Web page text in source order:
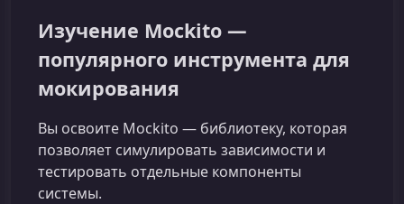
Изучение Mockito —
популярного инструмента для
мокирования
Вы освоите Mockito — библиотеку, которая
позволяет симулировать зависимости и
тестировать отдельные компоненты
системы.